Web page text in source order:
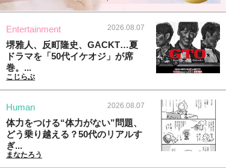
Entertainment 2026.08.07
堺雅人、反町隆史、GACKT…夏
ドラマを「50代イケオジ」が席
巻。...
こじらぶ
Human 2026.08.07
体力をつける“体力がない”問題、
どう乗り越える？50代のリアルす
ぎ...
まなたろう